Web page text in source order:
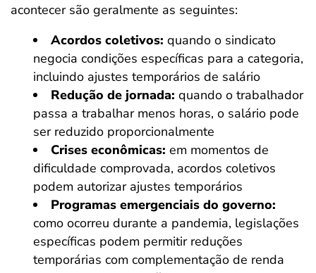
acontecer são geralmente as seguintes:
Acordos coletivos: quando o sindicato
negocia condições específicas para a categoria,
incluindo ajustes temporários de salário
Redução de jornada: quando o trabalhador
passa a trabalhar menos horas, o salário pode
ser reduzido proporcionalmente
Crises econômicas: em momentos de
dificuldade comprovada, acordos coletivos
podem autorizar ajustes temporários
Programas emergenciais do governo:
como ocorreu durante a pandemia, legislações
específicas podem permitir reduções
temporárias com complementação de renda